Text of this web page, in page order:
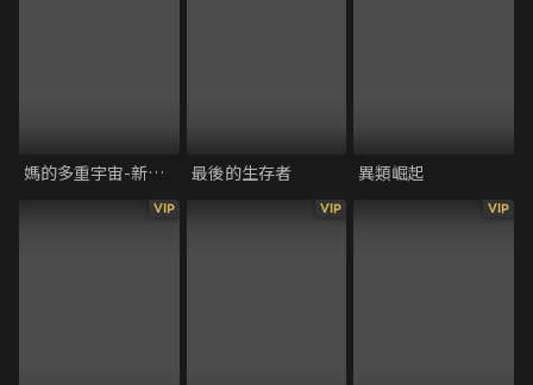
媽的多重宇宙-新譯版 最後的生存者 異類崛起
VIP VIP VIP